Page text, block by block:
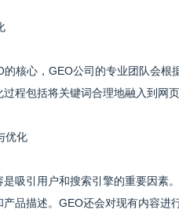
的核心，GEO公司的专业团队会
过程包括将关键词合理地融入到网
优化
是吸引用户和搜索引擎的重要因素
品描述。GEO还会对现有内容进